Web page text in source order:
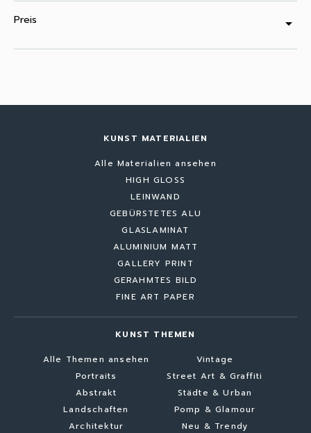
Preis arrow_drop_down
KUNST MATERIALIEN
Alle Materialien ansehen
HIGH GLOSS
LEINWAND
GEBÜRSTETES ALU
GLASLAMINAT
ALUMINIUM MATT
GALLERY PRINT
GERAHMTES BILD
FINE ART PAPER
KUNST THEMEN
Alle Themen ansehen
Portraits
Abstrakt
Landschaften
Architektur
Vintage
Street Art & Graffiti
Städte & Urban
Pomp & Glamour
Neu & Trendy